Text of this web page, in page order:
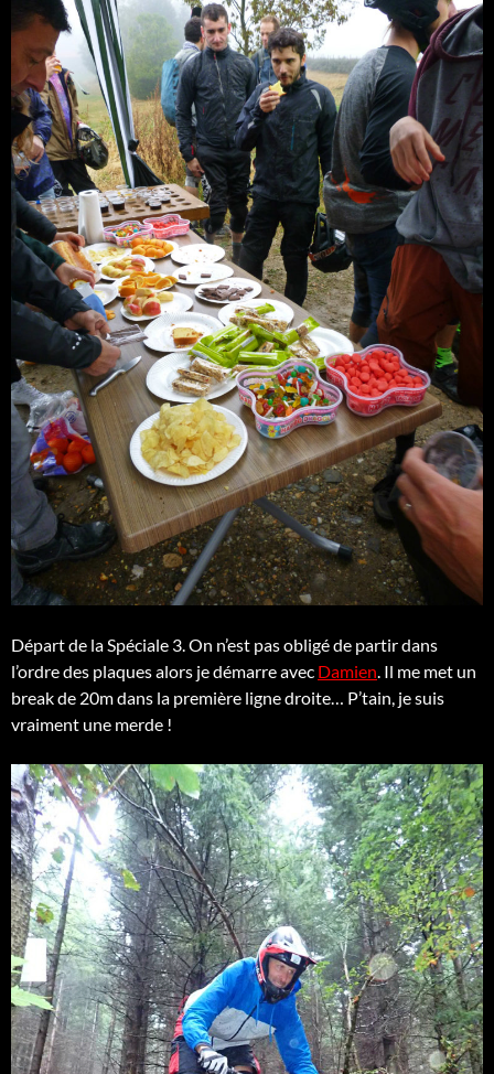
Départ de la Spéciale 3. On n’est pas obligé de partir dans
l’ordre des plaques alors je démarre avec Damien. Il me met un
break de 20m dans la première ligne droite… P’tain, je suis
vraiment une merde !